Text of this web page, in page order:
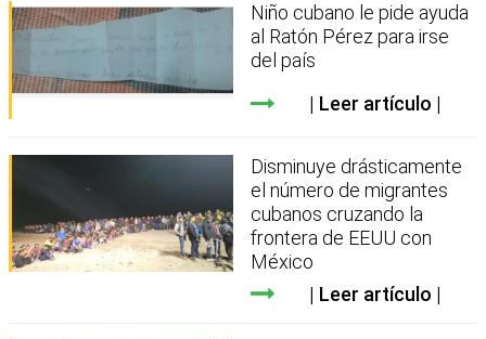
Niño cubano le pide ayuda
al Ratón Pérez para irse
del país
Leer artículo
Disminuye drásticamente
el número de migrantes
cubanos cruzando la
frontera de EEUU con
México
Leer artículo